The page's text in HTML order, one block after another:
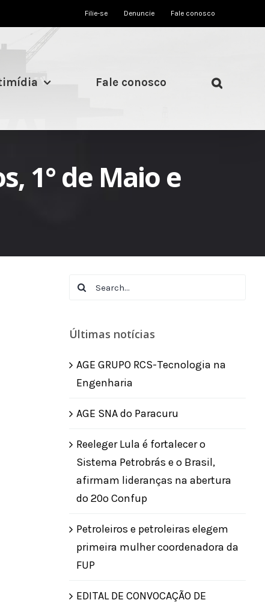
Filie-se Denuncie Fale conosco
Fale conosco
1° de Maio e
Search
Últimas notícias
AGE GRUPO RCS-Tecnologia na
Engenharia
AGE SNA do Paracuru
Reeleger Lula é fortalecer o
Sistema Petrobrás e o Brasil,
afirmam lideranças na abertura
do 20º Confup
Petroleiros e petroleiras elegem
primeira mulher coordenadora da
FUP
EDITAL DE CONVOCAÇÃO DE